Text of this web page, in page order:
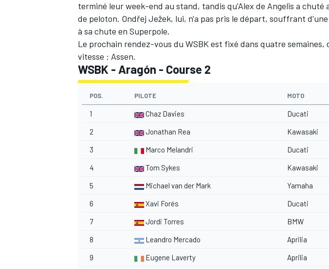
terminé leur week-end au stand, tandis qu'Alex de Angelis a chuté
de peloton. Ondřej Ježek, lui, n'a pas pris le départ, souffrant
à sa chute en Superpole.
Le prochain rendez-vous du WSBK est fixé dans quatre semaines,
vitesse : Assen.
WSBK - Aragón - Course 2
POS. PILOTE MOTO
1 Chaz Davies Ducati
2 Jonathan Rea Kawasaki
3 Marco Melandri Ducati
4 Tom Sykes Kawasaki
5 Michael van der Mark Yamaha
6 Xavi Forés Ducati
7 Jordi Torres BMW
8 Leandro Mercado Aprilia
9 Eugene Laverty Aprilia